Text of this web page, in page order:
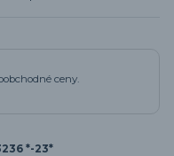
ceny.
*-23*